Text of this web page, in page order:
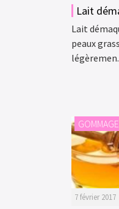
Lait
Lait
peaux
7 février 2017